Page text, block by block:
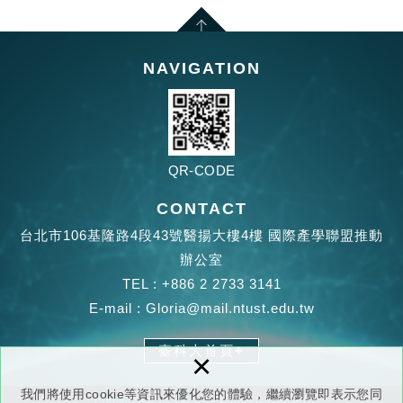
我們將使用cookie等資訊來優化您的體驗，繼續瀏覽即表示您同
×
NAVIGATION
QR-CODE
CONTACT
台北市106基隆路4段43號醫揚大樓4樓 國際產學聯盟推動
辦公室
TEL : +886 2 2733 3141
E-mail : Gloria@mail.ntust.edu.tw
臺科大首頁+